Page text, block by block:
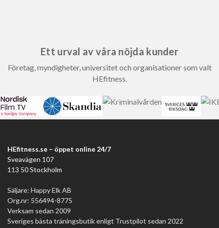
Ett urval av våra nöjda kunder
Företag, myndigheter, universitet och organisationer som valt
HEfitness.
HEfitness.se – öppet online 24/7
Sveavägen 107
113 50 Stockholm
Säljare: Happy Elk AB
Org.nr: 556494-8775
Verksam sedan 2009
Sveriges bästa träningsbutik enligt Trustpilot sedan 2022